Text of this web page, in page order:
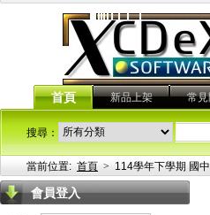
首頁 新品上架 常
搜尋：
當前位置: 首頁 > 114學年下學期 國
會員登入